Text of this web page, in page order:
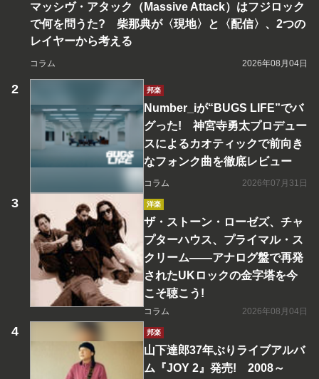
マッシヴ・アタック（Massive Attack）はフジロック
で何を問うた? 柴那典が〈現地〉と〈配信〉、2つの
レイヤーから考える
コラム 2026年08月04日
邦楽
Number_iが“BUGS LIFE”でバ
グった! 神宮寺勇太プロデュー
スによるカオティックで前向き
なフォンク曲を徹底レビュー
コラム 2026年07月31日
洋楽
ザ・ストーン・ローゼズ、チャ
プターハウス、プライマル・ス
クリーム――アナログ盤で再発
されたUKロックの金字塔を今
こそ聴こう!
コラム 2026年08月04日
邦楽
山下達郎37年ぶりライブアルバ
ム『JOY 2』発売! 2008～